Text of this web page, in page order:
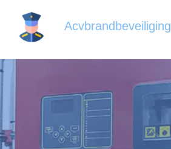
Acvbrandbeveiliging